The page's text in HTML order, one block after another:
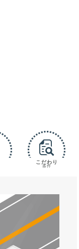
こだわり
条件